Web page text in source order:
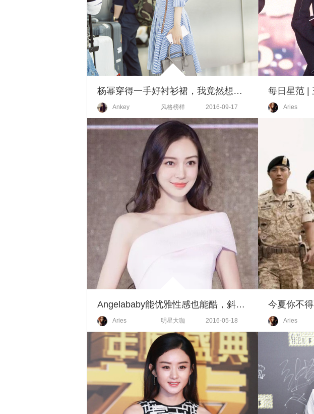
杨幂穿得一手好衬衫裙，我竟然想要范冰冰同款高跟鞋！
Ankey 风格榜样 2016-09-17 Aries
Angelababy能优雅性感也能酷，斜肩装美出新高度！
Aries 明星大咖 2016-05-18 Aries